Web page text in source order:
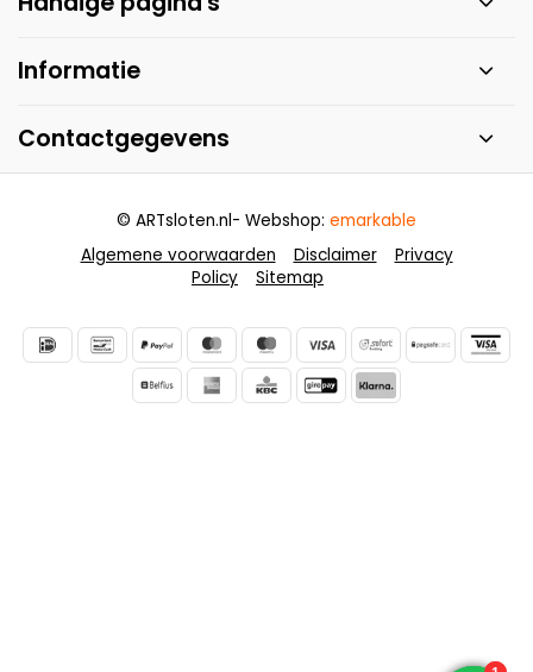
Informatie
Contactgegevens
Algemene voorwaarden Disclaimer
Privacy
Policy
Sitemap
© ARTsloten.nl- Webshop: emarkable